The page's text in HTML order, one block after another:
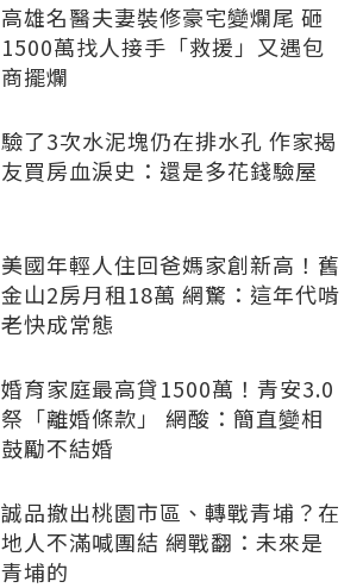
高雄名醫夫妻裝修豪宅變爛尾 砸
1500萬找人接手「救援」又遇包
商擺爛
驗了3次水泥塊仍在排水孔 作家揭
友買房血淚史：還是多花錢驗屋
美國年輕人住回爸媽家創新高！舊
金山2房月租18萬 網驚：這年代啃
老快成常態
婚育家庭最高貸1500萬！青安3.0
祭「離婚條款」 網酸：簡直變相
鼓勵不結婚
誠品撤出桃園市區、轉戰青埔？在
地人不滿喊團結 網戰翻：未來是
青埔的